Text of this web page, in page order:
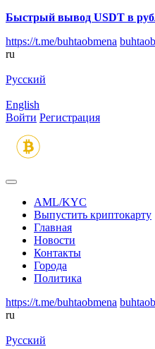
Быстрый вывод USDT в
https://t.me/buhtaobmena
ru
Русский
English
Войти Регистрация
AML/KYC
Выпустить криптокарту
Главная
Новости
Контакты
Города
Политика
https://t.me/buhtaobmena
ru
Русский